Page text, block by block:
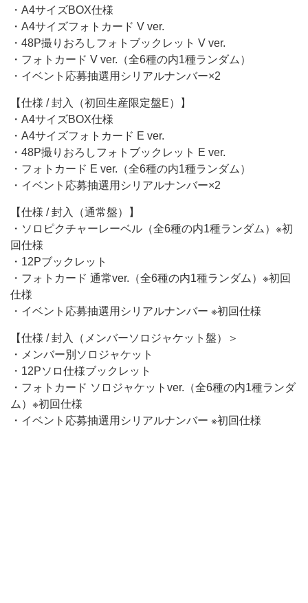
・A4サイズBOX仕様
・A4サイズフォトカード V ver.
・48P撮りおろしフォトブックレット V ver.
・フォトカード V ver.（全6種の内1種ランダム）
・イベント応募抽選用シリアルナンバー×2
【仕様 / 封入（初回生産限定盤E）】
・A4サイズBOX仕様
・A4サイズフォトカード E ver.
・48P撮りおろしフォトブックレット E ver.
・フォトカード E ver.（全6種の内1種ランダム）
・イベント応募抽選用シリアルナンバー×2
【仕様 / 封入（通常盤）】
・ソロピクチャーレーベル（全6種の内1種ランダム）※初
回仕様
・12Pブックレット
・フォトカード 通常ver.（全6種の内1種ランダム）※初回
仕様
・イベント応募抽選用シリアルナンバー ※初回仕様
【仕様 / 封入（メンバーソロジャケット盤）＞
・メンバー別ソロジャケット
・12Pソロ仕様ブックレット
・フォトカード ソロジャケットver.（全6種の内1種ランダ
ム）※初回仕様
・イベント応募抽選用シリアルナンバー ※初回仕様